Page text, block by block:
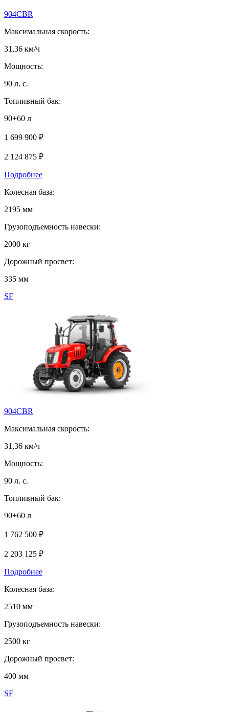
904СBR
Максимальная скорость:
31,36 км/ч
Мощность:
90 л. с.
Топливный бак:
90+60 л
1 699 900 ₽
2 124 875 ₽
Подробнее
Колесная база:
2195 мм
Грузоподъемность навески:
2000 кг
Дорожный просвет:
335 мм
SF
904СBR
Максимальная скорость:
31,36 км/ч
Мощность:
90 л. с.
Топливный бак:
90+60 л
1 762 500 ₽
2 203 125 ₽
Подробнее
Колесная база:
2510 мм
Грузоподъемность навески:
2500 кг
Дорожный просвет:
400 мм
SF